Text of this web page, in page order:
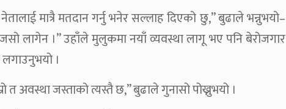
मात्रै मतदान गर्नु भनेर सल्लाह दिएको छु,” बुढाले भन्नुभयो–
लागेन ।” उहाँले मुलुकमा नयाँ व्यवस्था लागू भए पनि बेरोजगार
।
त अवस्था जस्ताको त्यस्तै छ,” बुढाले गुनासो पोख्नुभयो ।